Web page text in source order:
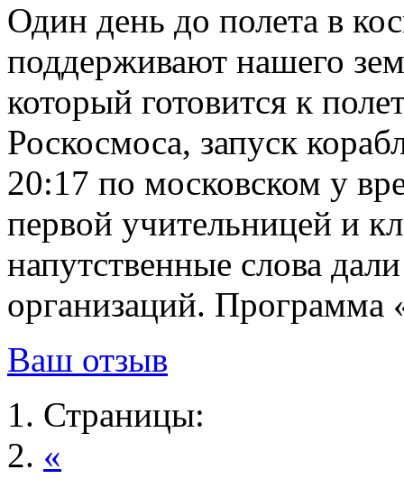
Один день до полета в
поддерживают нашего
который готовится к
Роскосмоса, запуск
20:17 по московском у
первой учительницей и
напутственные слова
организаций. Программа
Ваш отзыв
Страницы:
«